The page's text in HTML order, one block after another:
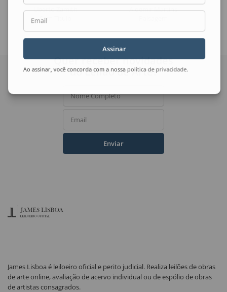
Uberto Zamith
Sem Título
Aldemir Martins
Email
Assinar
Ao assinar, você concorda com a nossa política de privacidade.
Quer receber novidades
do Leilão de Arte?
Nome Completo
Email
Enviar
James Lisboa é leiloeiro oficial e perito judicial. Realiza leilões de obras
de arte online, avaliação de acervo individual ou de espólio de obras
de artistas consagrados.